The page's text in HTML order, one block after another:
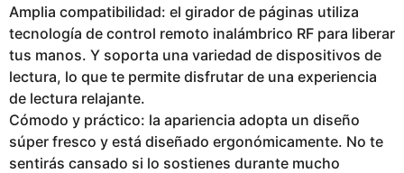
Amplia compatibilidad: el girador de páginas utiliza
tecnología de control remoto inalámbrico RF para liberar
tus manos. Y soporta una variedad de dispositivos de
lectura, lo que te permite disfrutar de una experiencia
de lectura relajante.
Cómodo y práctico: la apariencia adopta un diseño
súper fresco y está diseñado ergonómicamente. No te
sentirás cansado si lo sostienes durante mucho